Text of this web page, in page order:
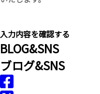
BLOG&SNS
ブログ&SNS